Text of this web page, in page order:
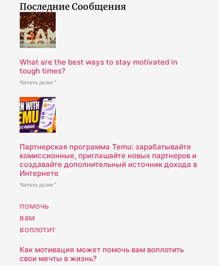
Последние Сообщения
What are the best ways to stay motivated in
tough times?
Читать далее "
Партнерская программа Temu: зарабатывайте
комиссионные, приглашайте новых партнеров и
создавайте дополнительный источник дохода в
Интернете
Читать далее "
Как мотивация может помочь вам воплотить
свои мечты в жизнь?